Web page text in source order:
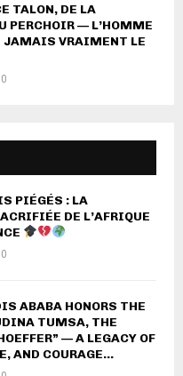
TALON, DE LA
PERCHOIR — L’HOMME
JAMAIS VRAIMENT LE
0
PIÉGÉS : LA
DE L’AFRIQUE
0
ABABA HONORS THE
TUMSA, THE
— A LEGACY OF
AND COURAGE...